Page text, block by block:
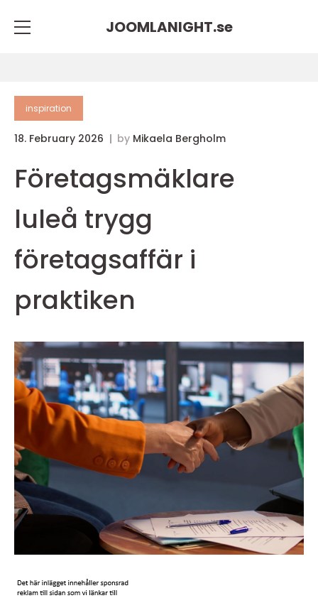
JOOMLANIGHT.se
inspiration
18. February 2026 by Mikaela Bergholm
Företagsmäklare
luleå trygg
företagsaffär i
praktiken